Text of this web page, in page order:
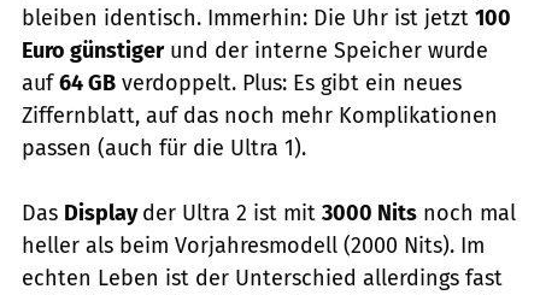
bleiben identisch. Immerhin: Die Uhr ist jetzt 100
Euro günstigerund der interne Speicher wurde
auf64 GB verdoppelt. Plus: Es gibt ein neues
Ziffernblatt, auf das noch mehr Komplikationen
passen (auch für die Ultra 1).
Das Displayder Ultra 2 ist mit 3000 Nits noch mal
heller als beim Vorjahresmodell (2000 Nits). Im
echten Leben ist der Unterschied allerdings fast